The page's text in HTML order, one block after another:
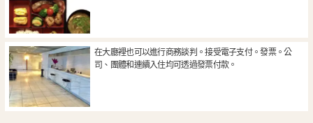
在大廳裡也可以進行商務談判。接受電子支付。發票。公
司、團體和連續入住均可透過發票付款。